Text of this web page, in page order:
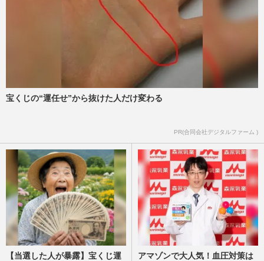
宝くじの“運任せ”から抜けた人だけ変わる
PR(合同会社デジタルファーム )
【当選した人が暴露】宝くじ運
アマゾンで大人気！血圧対策は